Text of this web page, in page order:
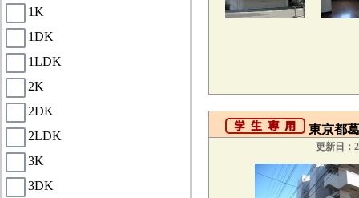
1K
1DK
1LDK
2K
2DK
2LDK
3K
3DK
東京都
更新日：